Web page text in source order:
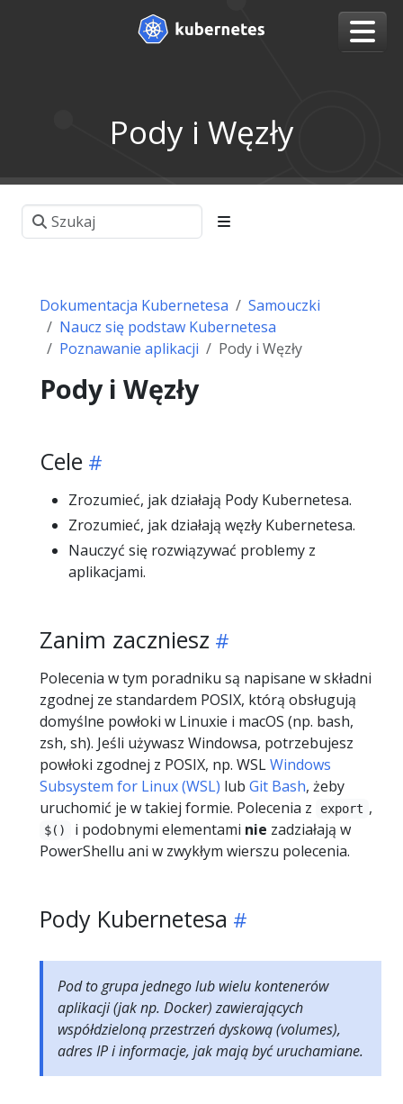
Pody i Węzły
Dokumentacja Kubernetesa
Samouczki
Naucz się podstaw Kubernetesa
Poznawanie aplikacji
Pody i Węzły
Pody i Węzły
Cele
Zrozumieć, jak działają Pody Kubernetesa.
Zrozumieć, jak działają węzły Kubernetesa.
Nauczyć się rozwiązywać problemy z
aplikacjami.
Zanim zaczniesz
Polecenia w tym poradniku są napisane w składni
zgodnej ze standardem POSIX, którą obsługują
domyślne powłoki w Linuxie i macOS (np. bash,
zsh, sh). Jeśli używasz Windowsa, potrzebujesz
powłoki zgodnej z POSIX, np. WSLWindows
Subsystem for Linux (WSL) lub Git Bash, żeby
uruchomić je w takiej formie. Polecenia z
export ,
$() i podobnymi elementami nie zadziałają w
PowerShellu ani w zwykłym wierszu polecenia.
Pody Kubernetesa
Pod to grupa jednego lub wielu kontenerów
aplikacji (jak np. Docker) zawierających
współdzieloną przestrzeń dyskową (volumes),
adres IP i informacje, jak mają być uruchamiane.